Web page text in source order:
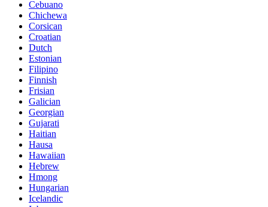
Cebuano
Chichewa
Corsican
Croatian
Dutch
Estonian
Filipino
Finnish
Frisian
Galician
Georgian
Gujarati
Haitian
Hausa
Hawaiian
Hebrew
Hmong
Hungarian
Icelandic